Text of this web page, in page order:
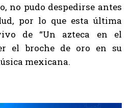
no pudo despedirse antes
por lo que esta última
de “Un azteca en el
el broche de oro en su
mexicana.